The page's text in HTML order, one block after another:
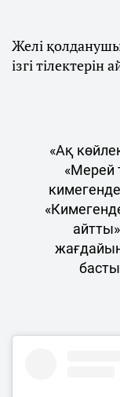
Желі
ізгі тілектерін
«Ақ
«Мерей